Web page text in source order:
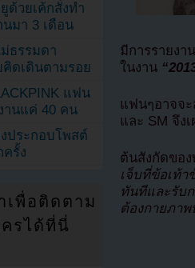
มีการรายง
ในงาน
แฟนๆอาจจ
และ SM จึง
ต้นสังกัดขอ
เจ็บที่ข้อเท้า
ทันทีและรับ
ต้องกายภาพ
ด้วยเค้กสั่งทำ
นมา 3 เดือน
ธรรมดา
ดเดินตามรอย
แฟน
านแค่ 40 คน
ประกอบโพสต์
ครั้ง
เพื่อติดตาม
รได้ที่นี่